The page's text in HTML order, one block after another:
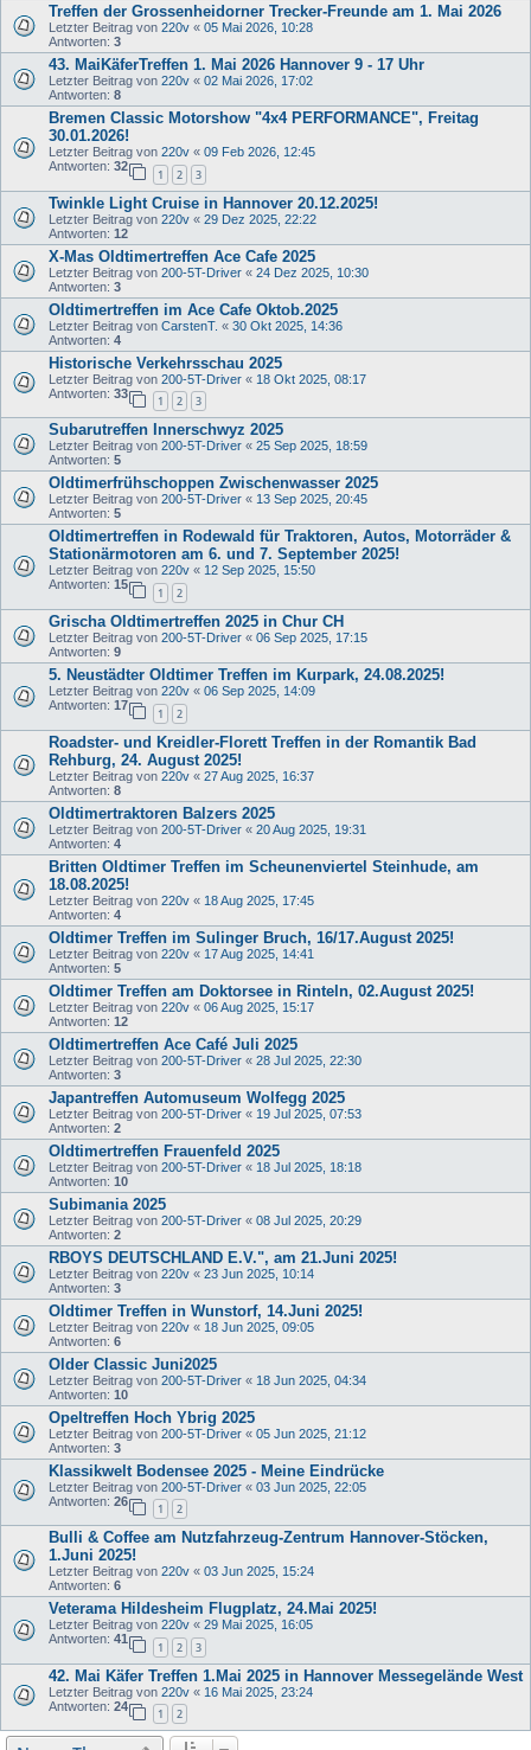
Treffen der Grossenheidorner Trecker-Freunde am 1. Mai 2026
Letzter Beitrag von 220v « 05 Mai 2026, 10:28
Antworten: 3
43. MaiKäferTreffen 1. Mai 2026 Hannover 9 - 17 Uhr
Letzter Beitrag von 220v « 02 Mai 2026, 17:02
Antworten: 8
Bremen Classic Motorshow "4x4 PERFORMANCE", Freitag
30.01.2026!
Letzter Beitrag von 220v « 09 Feb 2026, 12:45
Antworten: 32
1 2 3
Twinkle Light Cruise in Hannover 20.12.2025!
Letzter Beitrag von 220v « 29 Dez 2025, 22:22
Antworten: 12
X-Mas Oldtimertreffen Ace Cafe 2025
Letzter Beitrag von 200-5T-Driver « 24 Dez 2025, 10:30
Antworten: 3
Oldtimertreffen im Ace Cafe Oktob.2025
Letzter Beitrag von CarstenT. « 30 Okt 2025, 14:36
Antworten: 4
Historische Verkehrsschau 2025
Letzter Beitrag von 200-5T-Driver « 18 Okt 2025, 08:17
Antworten: 33
1 2 3
Subarutreffen Innerschwyz 2025
Letzter Beitrag von 200-5T-Driver « 25 Sep 2025, 18:59
Antworten: 5
Oldtimerfrühschoppen Zwischenwasser 2025
Letzter Beitrag von 200-5T-Driver « 13 Sep 2025, 20:45
Antworten: 5
Oldtimertreffen in Rodewald für Traktoren, Autos, Motorräder &
Stationärmotoren am 6. und 7. September 2025!
Letzter Beitrag von 220v « 12 Sep 2025, 15:50
Antworten: 15
1 2
Grischa Oldtimertreffen 2025 in Chur CH
Letzter Beitrag von 200-5T-Driver « 06 Sep 2025, 17:15
Antworten: 9
5. Neustädter Oldtimer Treffen im Kurpark, 24.08.2025!
Letzter Beitrag von 220v « 06 Sep 2025, 14:09
Antworten: 17
1 2
Roadster- und Kreidler-Florett Treffen in der Romantik Bad
Rehburg, 24. August 2025!
Letzter Beitrag von 220v « 27 Aug 2025, 16:37
Antworten: 8
Oldtimertraktoren Balzers 2025
Letzter Beitrag von 200-5T-Driver « 20 Aug 2025, 19:31
Antworten: 4
Britten Oldtimer Treffen im Scheunenviertel Steinhude, am
18.08.2025!
Letzter Beitrag von 220v « 18 Aug 2025, 17:45
Antworten: 4
Oldtimer Treffen im Sulinger Bruch, 16/17.August 2025!
Letzter Beitrag von 220v « 17 Aug 2025, 14:41
Antworten: 5
Oldtimer Treffen am Doktorsee in Rinteln, 02.August 2025!
Letzter Beitrag von 220v « 06 Aug 2025, 15:17
Antworten: 12
Oldtimertreffen Ace Café Juli 2025
Letzter Beitrag von 200-5T-Driver « 28 Jul 2025, 22:30
Antworten: 3
Japantreffen Automuseum Wolfegg 2025
Letzter Beitrag von 200-5T-Driver « 19 Jul 2025, 07:53
Antworten: 2
Oldtimertreffen Frauenfeld 2025
Letzter Beitrag von 200-5T-Driver « 18 Jul 2025, 18:18
Antworten: 10
Subimania 2025
Letzter Beitrag von 200-5T-Driver « 08 Jul 2025, 20:29
Antworten: 2
RBOYS DEUTSCHLAND E.V.", am 21.Juni 2025!
Letzter Beitrag von 220v « 23 Jun 2025, 10:14
Antworten: 3
Oldtimer Treffen in Wunstorf, 14.Juni 2025!
Letzter Beitrag von 220v « 18 Jun 2025, 09:05
Antworten: 6
Older Classic Juni2025
Letzter Beitrag von 200-5T-Driver « 18 Jun 2025, 04:34
Antworten: 10
Opeltreffen Hoch Ybrig 2025
Letzter Beitrag von 200-5T-Driver « 05 Jun 2025, 21:12
Antworten: 3
Klassikwelt Bodensee 2025 - Meine Eindrücke
Letzter Beitrag von 200-5T-Driver « 03 Jun 2025, 22:05
Antworten: 26
1 2
Bulli & Coffee am Nutzfahrzeug-Zentrum Hannover-Stöcken,
1.Juni 2025!
Letzter Beitrag von 220v « 03 Jun 2025, 15:24
Antworten: 6
Veterama Hildesheim Flugplatz, 24.Mai 2025!
Letzter Beitrag von 220v « 29 Mai 2025, 16:05
Antworten: 41
1 2 3
42. Mai Käfer Treffen 1.Mai 2025 in Hannover Messegelände West
Letzter Beitrag von 220v « 16 Mai 2025, 23:24
Antworten: 24
1 2